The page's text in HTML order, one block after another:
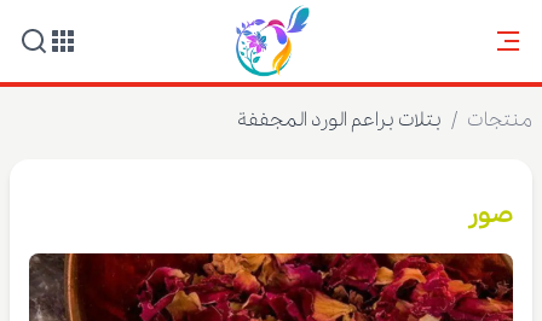
منتجات / بتلات براعم الورد المجففة
صور